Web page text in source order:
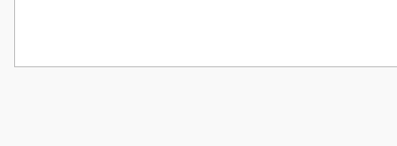
Görüş ve önerileriniz için teşekkür ederiz.